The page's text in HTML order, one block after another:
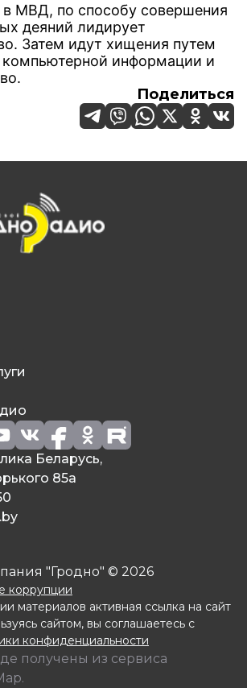
МВД, по способу совершения
деяний лидирует
Затем идут хищения путем
информации и
Поделиться
Беларусь,
85а
"Гродно" © 2026
коррупции
материалов активная ссылка на сайт
сайтом, вы соглашаетесь с
конфиденциальности
получены из сервиса